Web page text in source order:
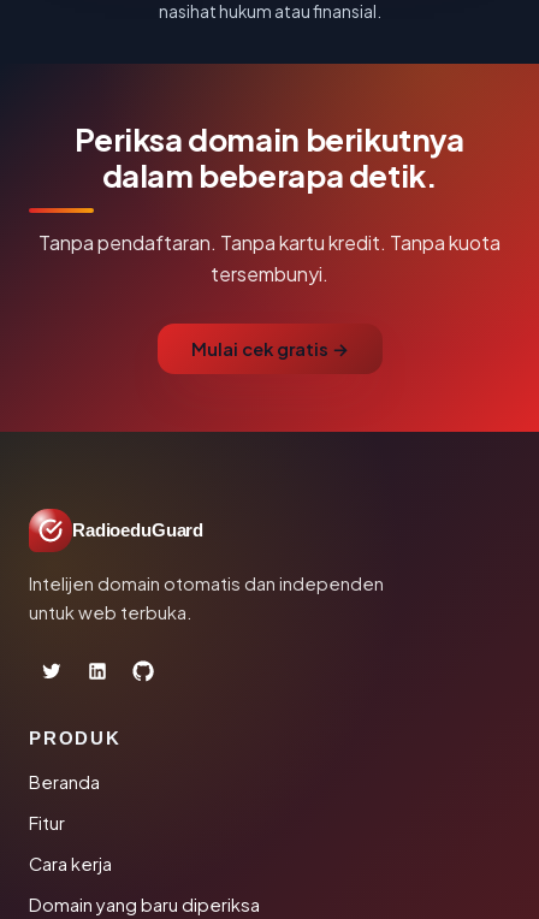
nasihat hukum atau finansial.
Periksa domain berikutnya
dalam beberapa detik.
Tanpa pendaftaran. Tanpa kartu kredit. Tanpa kuota
tersembunyi.
Mulai cek gratis →
RadioeduGuard
Intelijen domain otomatis dan independen
untuk web terbuka.
PRODUK
Beranda
Fitur
Cara kerja
Domain yang baru diperiksa